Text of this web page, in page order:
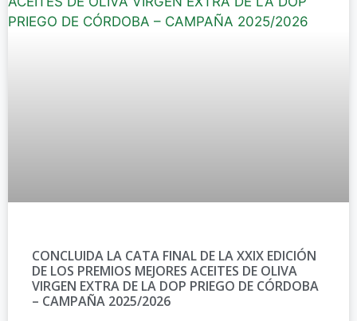
CONCLUIDA LA CATA FINAL DE LA XXIX EDICIÓN
DE LOS PREMIOS MEJORES ACEITES DE OLIVA
VIRGEN EXTRA DE LA DOP PRIEGO DE CÓRDOBA
– CAMPAÑA 2025/2026